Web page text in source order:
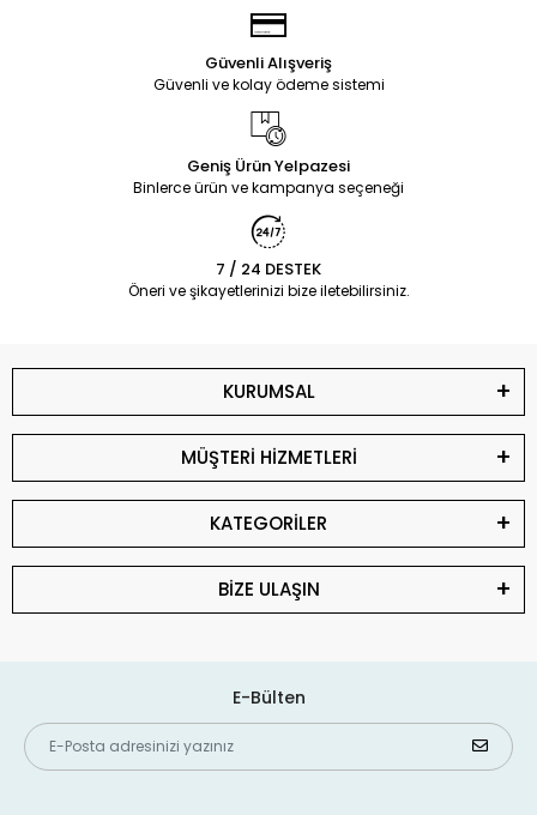
Güvenli Alışveriş
Güvenli ve kolay ödeme sistemi
Geniş Ürün Yelpazesi
Binlerce ürün ve kampanya seçeneği
7 / 24 DESTEK
Öneri ve şikayetlerinizi bize iletebilirsiniz.
KURUMSAL
MÜŞTERİ HİZMETLERİ
KATEGORİLER
BİZE ULAŞIN
E-Bülten